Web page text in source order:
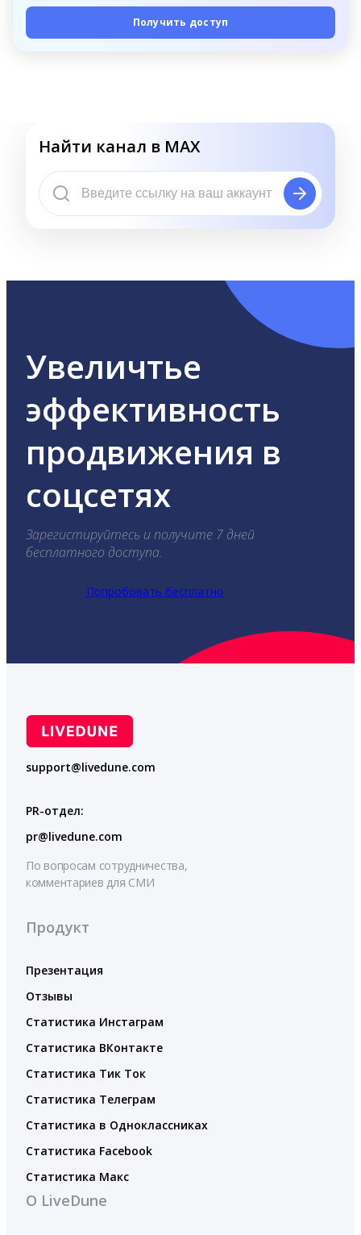
Получить доступ
Найти канал в MAX
Увеличтье
эффективность
продвижения в
соцсетях
Зарегистируйтесь и получите 7 дней
бесплатного доступа.
Попробовать бесплатно
support@livedune.com
PR-отдел:
pr@livedune.com
По вопросам сотрудничества,
комментариев для СМИ
Продукт
Презентация
Отзывы
Статистика Инстаграм
Статистика ВКонтакте
Статистика Тик Ток
Статистика Телеграм
Статистика в Одноклассниках
Статистика Facebook
Статистика Макс
О LiveDune